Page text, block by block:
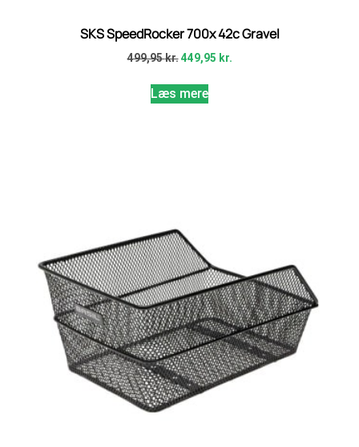
SKS SpeedRocker 700x 42c Gravel
499,95kr. 449,95 kr.
Læs mere